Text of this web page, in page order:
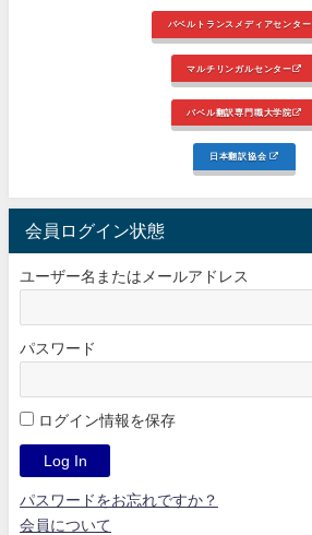
バベルトランスメディアセンター
マルチリンガルセンター
バベル翻訳専門職大学院
日本翻訳協会
会員ログイン状態
ユーザー名またはメールアドレス
パスワード
ログイン情報を保存
パスワードをお忘れですか？
会員について